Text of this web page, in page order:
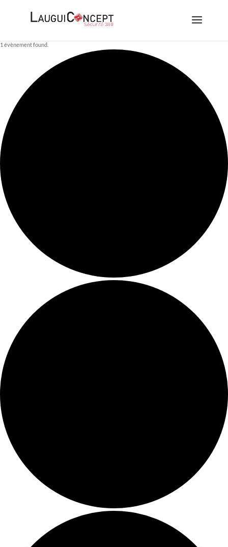
1 évènement found.